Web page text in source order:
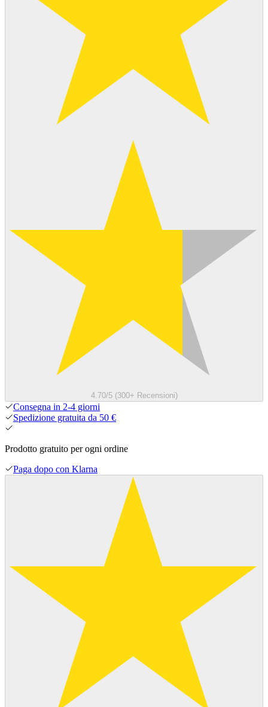
4.70/5 (300+ Recensioni)
Consegna in 2-4 giorni
Spedizione gratuita da 50 €
Prodotto gratuito per ogni ordine
Paga dopo con Klarna